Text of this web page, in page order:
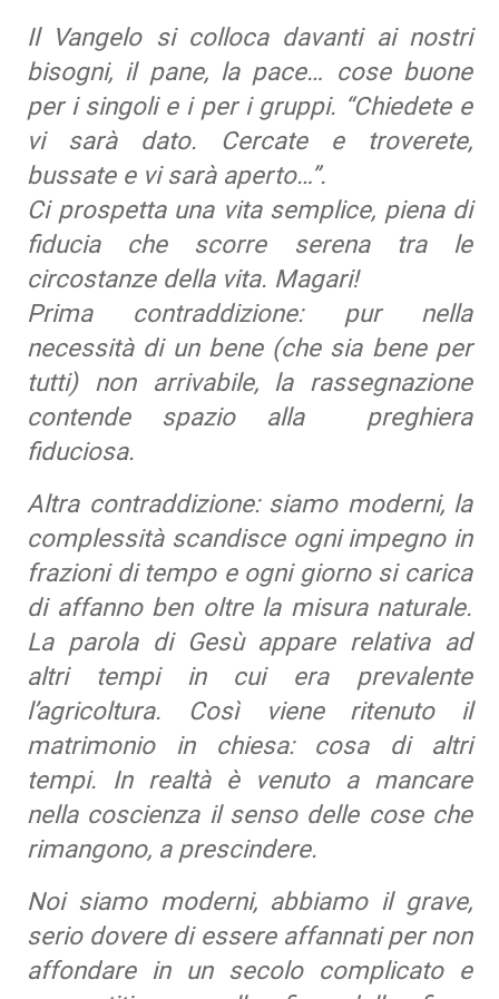
Il Vangelo si colloca davanti ai nostri
bisogni, il pane, la pace… cose buone
per i singoli e i per i gruppi. “Chiedete e
vi sarà dato. Cercate e troverete,
bussate e vi sarà aperto…”.
Ci prospetta una vita semplice, piena di
fiducia che scorre serena tra le
circostanze della vita. Magari!
Prima contraddizione: pur nella
necessità di un bene (che sia bene per
tutti) non arrivabile, la rassegnazione
contende spazio alla preghiera
fiduciosa.
Altra contraddizione: siamo moderni, la
complessità scandisce ogni impegno in
frazioni di tempo e ogni giorno si carica
di affanno ben oltre la misura naturale.
La parola di Gesù appare relativa ad
altri tempi in cui era prevalente
l’agricoltura. Così viene ritenuto il
matrimonio in chiesa: cosa di altri
tempi. In realtà è venuto a mancare
nella coscienza il senso delle cose che
rimangono, a prescindere.
Noi siamo moderni, abbiamo il grave,
serio dovere di essere affannati per non
affondare in un secolo complicato e